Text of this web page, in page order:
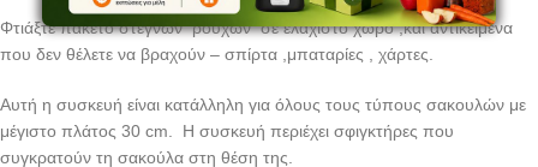
Φτιάξτε πακέτο στεγνών ρούχων σε ελάχιστo χώρο ,και αντικείμενα
που δεν θέλετε να βραχούν – σπίρτα ,μπαταρίες , χάρτες.
Αυτή η συσκευή είναι κατάλληλη για όλους τους τύπους σακουλών με
μέγιστο πλάτος 30 cm. Η συσκευή περιέχει σφιγκτήρες που
συγκρατούν τη σακούλα στη θέση της.